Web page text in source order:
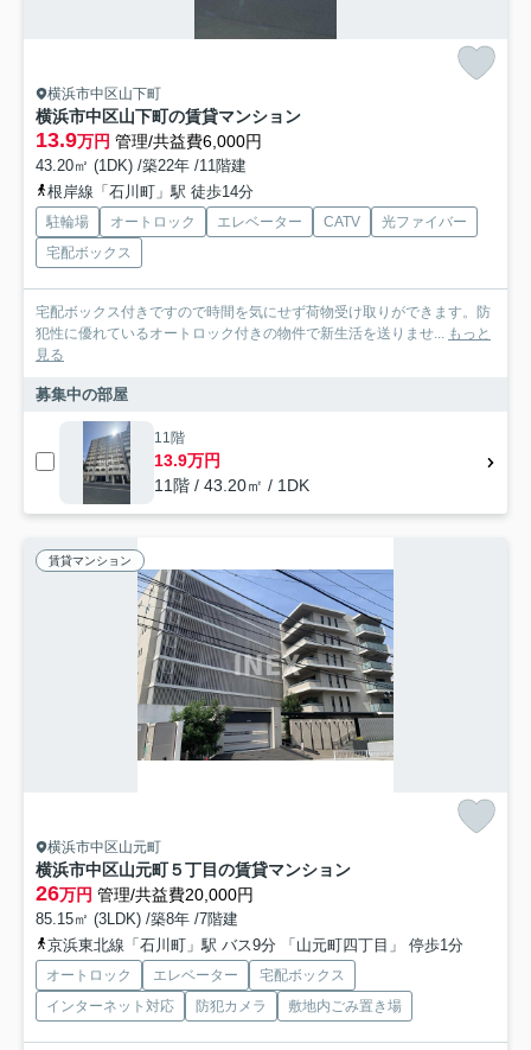
横浜市中区山下町
横浜市中区山下町の賃貸マンション
13.9万円 管理/共益費6,000円
43.20㎡ (1DK) /築22年 /11階建
根岸線「石川町」駅 徒歩14分
駐輪場 オートロック エレベーター CATV
光ファイバー
宅配ボックス
宅配ボックス付きですので時間を気にせず荷物受け取りができます。防
犯性に優れているオートロック付きの物件で新生活を送りませ...
もっと
見る
募集中の部屋
11階
13.9万円
11階 / 43.20㎡ / 1DK
賃貸マンション
横浜市中区山元町
横浜市中区山元町５丁目の賃貸マンション
26万円 管理/共益費20,000円
85.15㎡ (3LDK) /築8年 /7階建
京浜東北線「石川町」駅 バス9分 「山元町四丁目」 停歩1分
オートロック エレベーター
宅配ボックス
インターネット対応
防犯カメラ 敷地内ごみ置き場